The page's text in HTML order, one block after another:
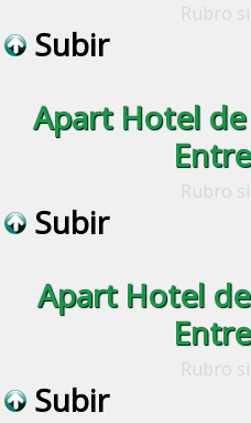
Rubro
Subir
Apart Hotel
Rubro
Subir
Apart Hotel
Rubro
Subir